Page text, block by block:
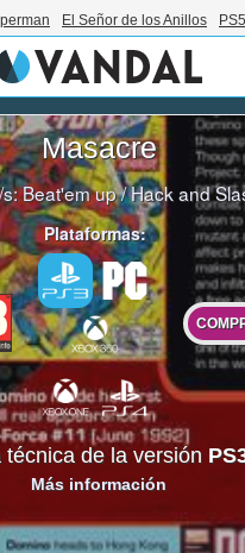
El Señor de los Anillos PS5
Masacre
s:Beat'em up/Hack and
Plataformas:
técnica de la versión
Más información